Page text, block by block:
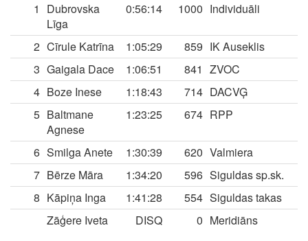
1
Dubrovska
Līga
0:56:14 1000 Individuāli
2 Cīrule Katrīna 1:05:29 859 IK Auseklis
3 Gaigala Dace 1:06:51 841 ZVOC
4 Boze Inese 1:18:43 714 DACVĢ
5 Baltmane
Agnese
1:23:25 674 RPP
6 Smilga Anete 1:30:39 620 Valmiera
7 Bērze Māra 1:34:20 596 Siguldas sp.sk.
8 Kāpiņa Inga 1:41:28 554 Siguldas takas
Zāģere Iveta
DISQ 0 Meridiāns